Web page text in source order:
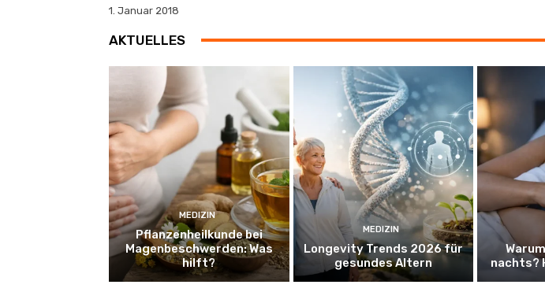
1. Januar 2018
AKTUELLES
MEDIZIN
Pflanzenheilkunde bei
Magenbeschwerden: Was
hilft?
MEDIZIN
Longevity Trends 2026 für
gesundes Altern
nachts?